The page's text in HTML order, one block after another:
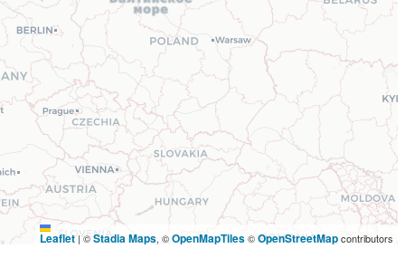
Leaflet |©Stadia Maps, ©OpenMapTiles©OpenStreetMapcontributors